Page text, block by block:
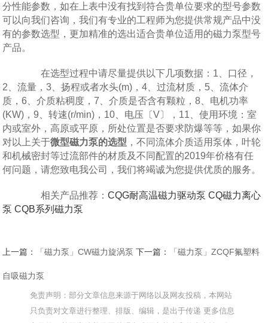
分性能参数，如在上表中没有找到符合贵单位要求的型号参数
可以向我们咨询，我们有专业的工程师为您提供常规产品中没
有的参数选型，更加精准的选出适合贵单位适用的磁力泵型号
产品。
在选型过程中请尽量提供以下几项数据：1、口径，
2、流量，3、扬程或者水头(m)，4、过流材质，5、流体介
质，6、介质粘稠度，7、介质是否含有颗粒，8、电机功率
(KW)，9、转速(r/min)，10、电压〔V〕，11、使用环境：室
内或室外，高原或平原，所处位置是否要求防爆等等，如果你
对以上关于微型磁力泵的选型 ，不同流体介质适用泵体，叶轮
和机械密封等过流部件的材质及不同配置的2019年价格有任
何问题，请您致电我公司，我们将竭诚为您提供优质的服务。
相关产品推荐：CQG耐高温磁力驱动泵 CQ磁力离心
泵 CQB系列磁力泵
上一篇： 「磁力泵」CW磁力旋涡泵 下一篇： 「磁力泵」ZCQF氟塑料
自吸磁力泵
免责声明：部分文章信息来源于网络以及网友投稿，本网站
只负责对文章进行整理、排版、编辑，是出于传递 更多信息